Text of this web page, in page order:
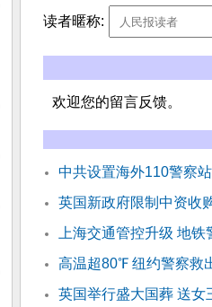
读者暱称:
欢迎您的留言反馈。
中共设置海外110警察
英国新政府限制中资收
上海交通管控升级 地
高温超80℉ 纽约警察救
英国举行盛大国葬 送女